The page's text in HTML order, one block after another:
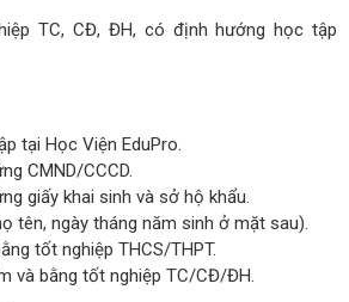
TC, CĐ, ĐH, có định hướng học tập
tại Học Viện EduPro.
CMND/CCCD.
giấy khai sinh và sở hộ khẩu.
tên, ngày tháng năm sinh ở mặt sau).
tốt nghiệp THCS/THPT.
và bằng tốt nghiệp TC/CĐ/ĐH.